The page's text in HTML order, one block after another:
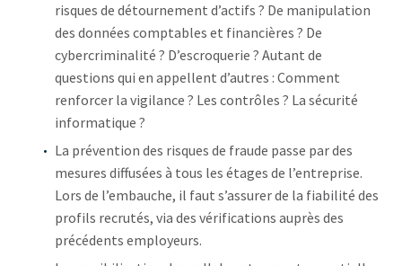
risques de détournement d’actifs ? De manipulation
des données comptables et financières ? De
cybercriminalité ? D’escroquerie ? Autant de
questions qui en appellent d’autres : Comment
renforcer la vigilance ? Les contrôles ? La sécurité
informatique ?
La prévention des risques de fraude passe par des
mesures diffusées à tous les étages de l’entreprise.
Lors de l’embauche, il faut s’assurer de la fiabilité des
profils recrutés, via des vérifications auprès des
précédents employeurs.